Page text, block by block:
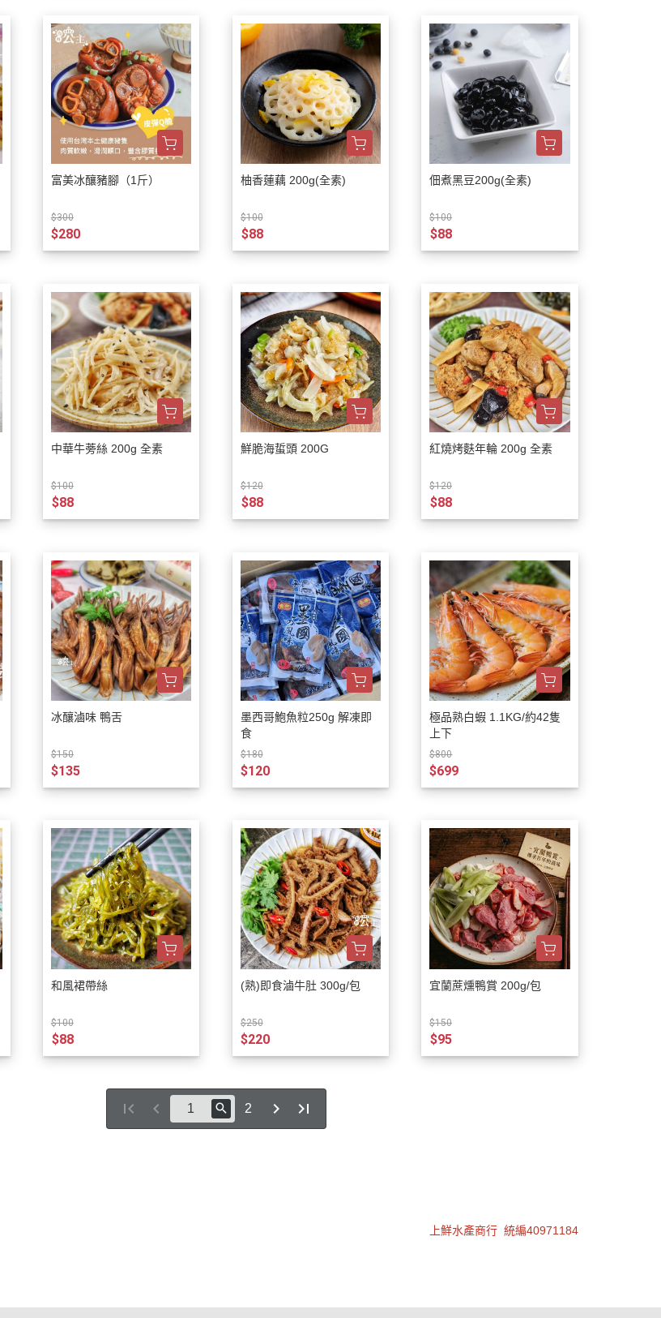
富美冰釀豬腳（1斤）
$300
$280
柚香蓮藕 200g(全素)
$100
$88
佃煮黑豆200g(全素)
$100
$88
中華牛蒡絲 200g 全素
$100
$88
鮮脆海蜇頭 200G
$120
$88
紅燒烤麩年輪 200g 全素
$120
$88
冰釀滷味 鴨舌
$150
$135
墨西哥鮑魚粒250g 解凍即
食
$180
$120
極品熟白蝦 1.1KG/約42隻
上下
$800
$699
和風裙帶絲
$100
$88
(熟)即食滷牛肚 300g/包
$250
$220
宜蘭蔗燻鴨賞 200g/包
$150
$95
2
上鮮水產商行 統編40971184